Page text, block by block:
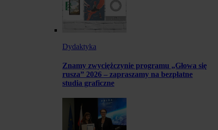
Dydaktyka
Znamy zwyciężczynie programu „Głowa się
rusza” 2026 – zapraszamy na bezpłatne
studia graficzne